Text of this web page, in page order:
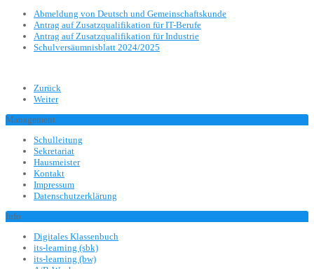
Abmeldung von Deutsch und Gemeinschaftskunde
Antrag auf Zusatzqualifikation für IT-Berufe
Antrag auf Zusatzqualifikation für Industrie
Schulversäumnisblatt 2024/2025
Zurück
Weiter
Management
Schulleitung
Sekretariat
Hausmeister
Kontakt
Impressum
Datenschutzerklärung
Info
Digitales Klassenbuch
its-learning (sbk)
its-learning (bw)